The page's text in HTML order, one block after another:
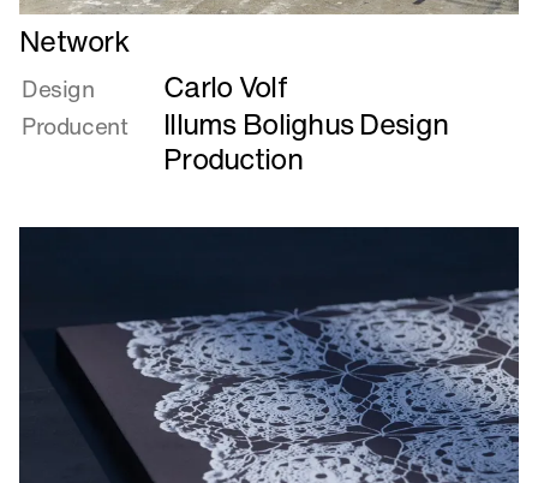
Læs
mere
om
Network
Network
Design Carlo Volf
Producent
Illums Bolighus Design
Production